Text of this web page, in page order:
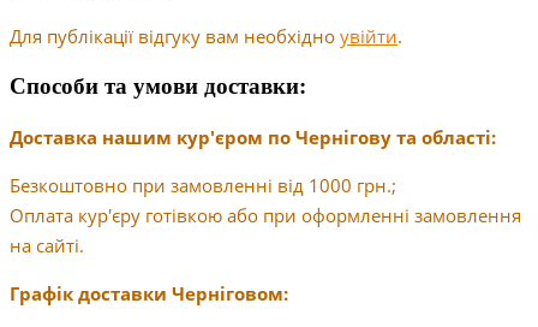
Для публікації відгуку вам необхідно увійти.
Способи та умови доставки:
Доставка нашим кур'єром по Чернігову та області:
Безкоштовно при замовленні від 1000 грн.;
Оплата кур'єру готівкою або при оформленні замовлення
на сайті.
Графік доставки Черніговом: